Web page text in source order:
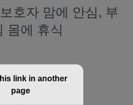
호자 맘에 안심, 부
몸에 휴식